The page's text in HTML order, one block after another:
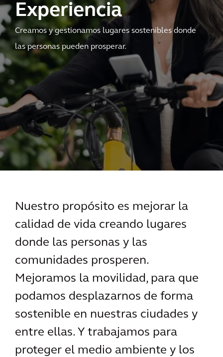
Experiencia
Creamos y gestionamos lugares sostenibles donde
las personas pueden prosperar.
Nuestro propósito es mejorar la
calidad de vida creando lugares
donde las personas y las
comunidades prosperen.
Mejoramos la movilidad, para que
podamos desplazarnos de forma
sostenible en nuestras ciudades y
entre ellas. Y trabajamos para
proteger el medio ambiente y los